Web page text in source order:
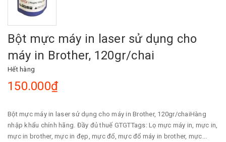
Bột mực máy in laser sử dụng cho
máy in Brother, 120gr/chai
Hết hàng
150.000₫
Bột mực máy in laser sử dụng cho máy in Brother, 120gr/chaiHàng
nhập khẩu chính hãng. Đầy đủ thuế GTGTTags: Lọ mực máy in, mực in,
mực in brother, mực in đẹp, mực đổ, mực đổ máy in brother, mực...